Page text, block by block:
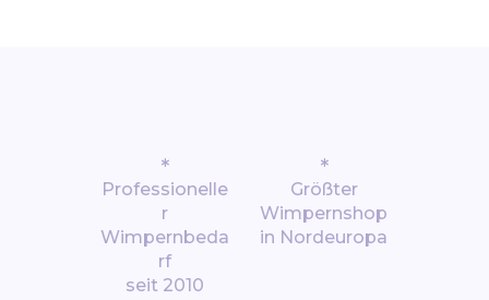
*
Professionelle
r
Wimpernbeda
rf
seit 2010
*
Größter
Wimpernshop
in Nordeuropa